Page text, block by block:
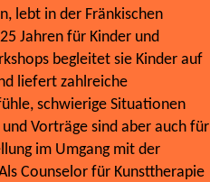
lebt in der Fränkischen
Jahren für Kinder und
begleitet sie Kinder auf
liefert zahlreiche
schwierige Situationen
Vorträge sind aber auch für
im Umgang mit der
Counselor für Kunsttherapie